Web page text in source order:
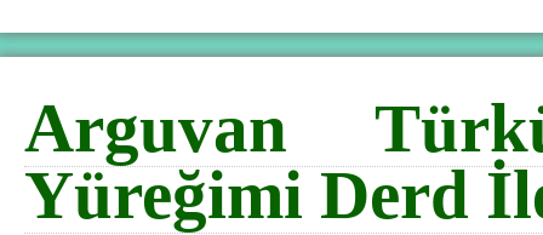
Arguvan
Yüreğimi Derd İle